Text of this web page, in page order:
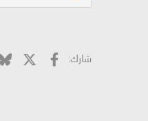
شارك: فيسبوك